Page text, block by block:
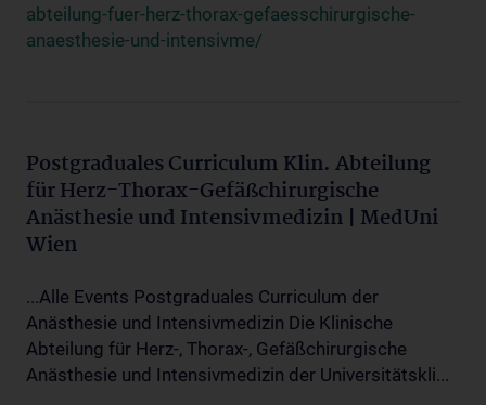
abteilung-fuer-herz-thorax-gefaesschirurgische-
anaesthesie-und-intensivme/
Postgraduales Curriculum Klin. Abteilung
für Herz-Thorax-Gefäßchirurgische
Anästhesie und Intensivmedizin | MedUni
Wien
...Alle Events Postgraduales Curriculum der
Anästhesie und Intensivmedizin Die Klinische
Abteilung für Herz-, Thorax-, Gefäßchirurgische
Anästhesie und Intensivmedizin der Universitätskli...